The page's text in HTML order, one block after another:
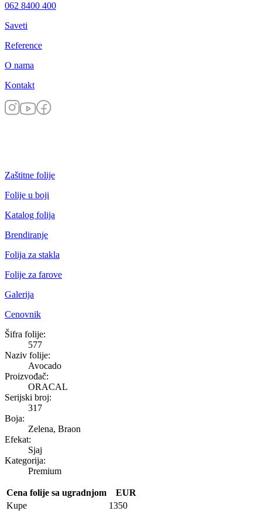
062 8400 400
Saveti
Reference
O nama
Kontakt
Zaštitne folije
Folije u boji
Katalog folija
Brendiranje
Folija za stakla
Folije za farove
Galerija
Cenovnik
Avocado
Šifra folije:
577
Naziv folije:
Avocado
Proizvođač:
ORACAL
Serijski broj:
317
Boja:
Zelena, Braon
Efekat:
Sjaj
Kategorija:
Premium
Cena folije sa ugradnjom
EUR
Kupe
1350